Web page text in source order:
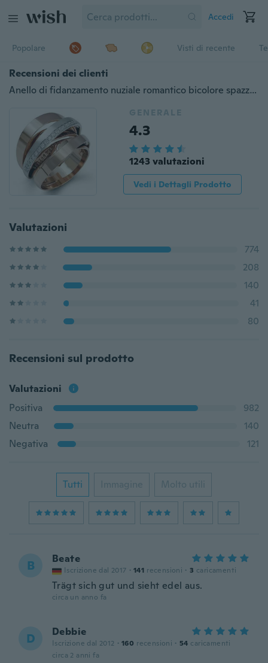
Accedi
Popolare Visti di recente
Recensioni dei clienti
Anello di fidanzamento nuziale romantico bicolore spazzolato creativo da donna Boutique di lusso regalo per la festa della mamma di Natale Anillos De Compromiso
GENERALE
4.3
1243 valutazioni
Vedi i Dettagli Prodotto
Valutazioni
774
208
140
41
80
Recensioni sul prodotto
Valutazioni
Positiva
982
Neutra
140
Negativa
121
Tutti Immagine Molto utili
B Beate
Iscrizione dal 2017 · 141 recensioni · 3 caricamenti
Trägt sich gut und sieht edel aus.
circa un anno fa
D Debbie
Iscrizione dal 2012 · 160 recensioni · 54 caricamenti
circa 2 anni fa